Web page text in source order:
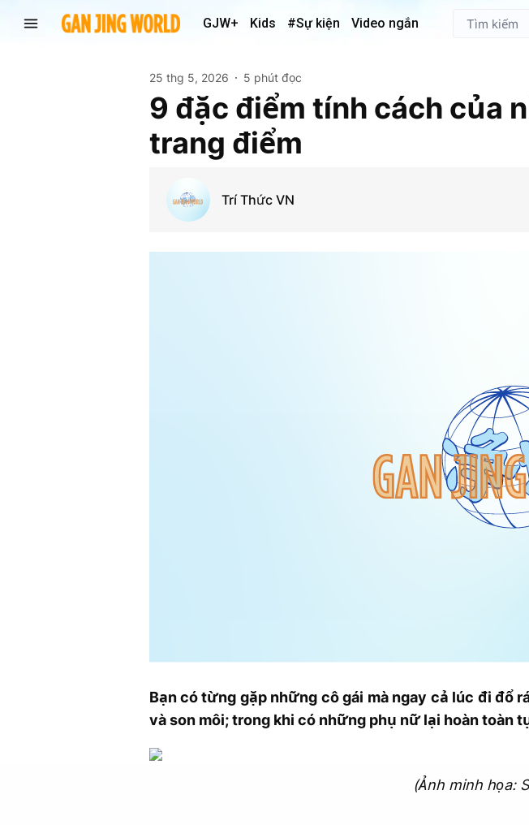
GJW+ Kids #Sự kiện Video ngắn
25 thg 5, 2026 5 phút đọc
9 đặc điểm tính cách của
trang điểm
Trí Thức VN
Bạn có từng gặp những cô gái mà ngay cả lúc đi đổ
và son môi; trong khi có những phụ nữ lại hoàn toàn
(Ảnh minh họa: